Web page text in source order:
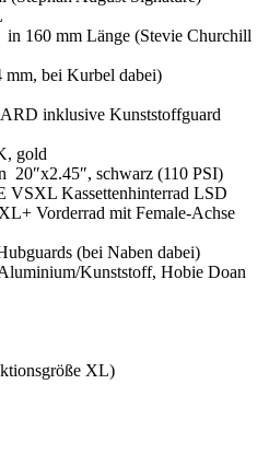
160 mm Länge (Stevie Churchill
bei Kurbel dabei)
inklusive Kunststoffguard
gold
schwarz (110 PSI)
Kassettenhinterrad LSD
Vorderrad mit Female-Achse
(bei Naben dabei)
Kunststoff, Hobie Doan
XL)